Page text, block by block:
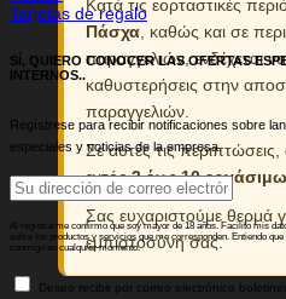
Κατά τις εορταστικές
Πάσχα , καθώς και σε
παραγγελιών, ενδέχεται
καθυστερήσεις στην
παραγγελιών.
Σε αυτές τις
εντός3 έως 10
Σας ευχαριστούμε θερμά
εμπιστοσύνη σας.
Tarjetas de regalo
SÍ, QUIERO CONOCER LAS OFERTAS
INTERNOS..
Regístrese para recibir notificaciones sobre
especiales y noticias de la empresa.
Al registrarme confirmo que soy mayor de 18 años. Facilito mis
sobre los productos y servicios que me corresponden. Entiendo
conmigo en cualquier momento.
Deseo recibir por correo electrónico